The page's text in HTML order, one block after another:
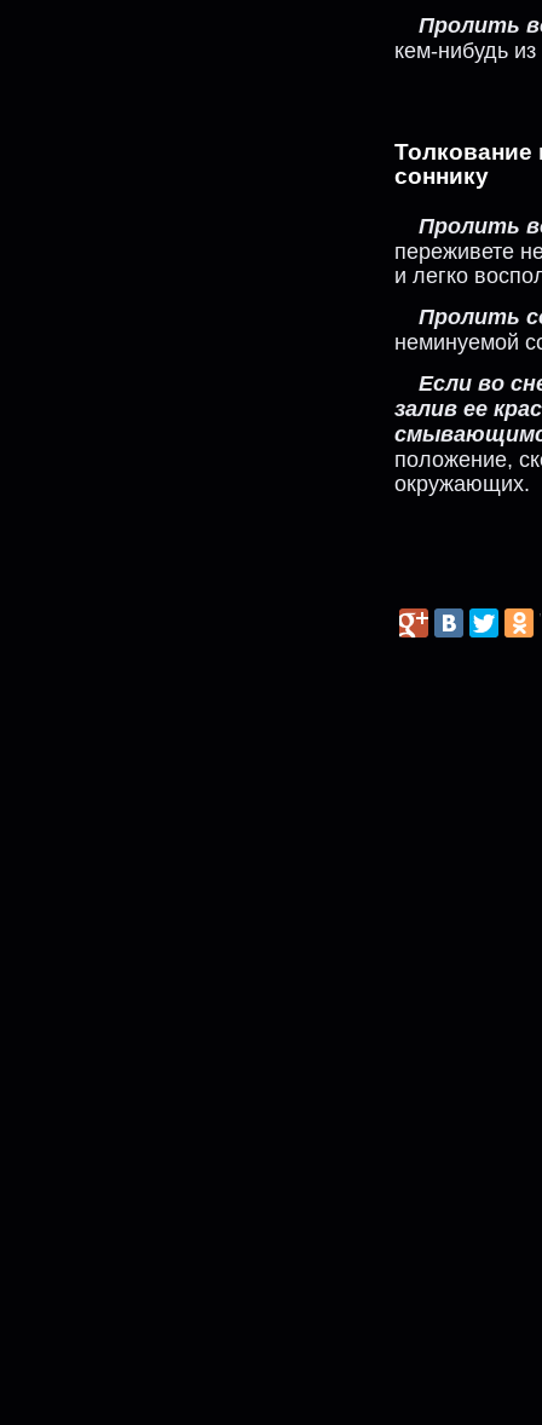
Пролить
кем-нибудь
соннику
Пролить
переживете
и легко
Пролить
неминуемой
Если во
залив ее
положение,
окружающих.